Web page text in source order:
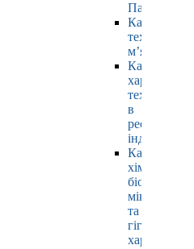
Павлюк
Кафедра
технології
м’яса
Кафедра
харчових
технологій
в
ресторанній
індустрії
Кафедра
хімії,
біохімії,
мікробіології
та
гігієни
харчування